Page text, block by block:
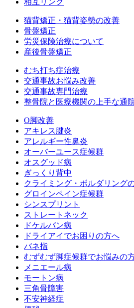
相互リンク
猫背矯正・猫背姿勢の改善
骨盤矯正
労災保険治療について
産後骨盤矯正
むち打ち症治療
交通事故お悩み改善
交通事故専門治療
整骨院と医療機関の上手な通
O脚改善
アキレス腱炎
アレルギー性鼻炎
オーバーユース症候群
オスグッド病
ぎっくり背中
クライミング・ボルダリング
グロインペイン症候群
シンスプリント
ストレートネック
ドケルバン病
ドライアイでお困りの方へ
バネ指
むずむず脚症候群でお悩みの
メニエール病
モートン病
三角骨障害
不安神経症